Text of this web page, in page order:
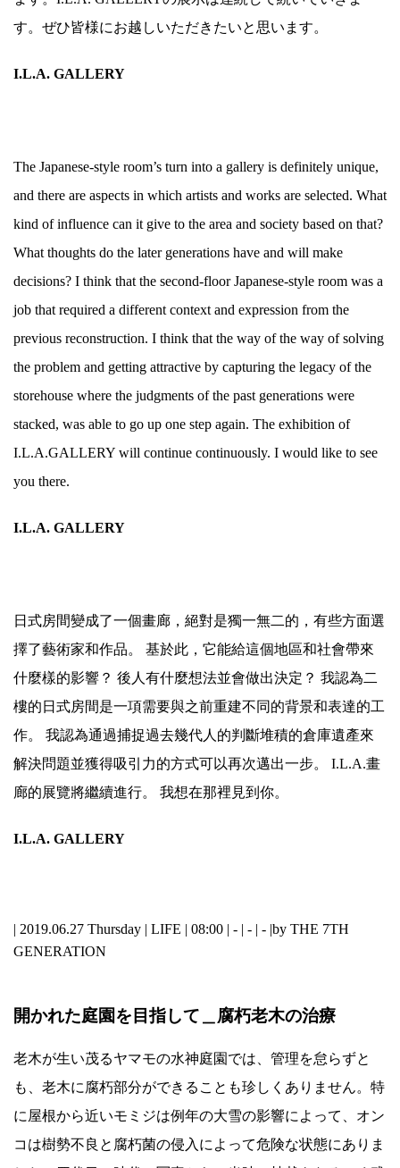
す。ぜひ皆様にお越しいただきたいと思います。
I.L.A. GALLERY
The Japanese-style room’s turn into a gallery is definitely unique,
and there are aspects in which artists and works are selected. What
kind of influence can it give to the area and society based on that?
What thoughts do the later generations have and will make
decisions? I think that the second-floor Japanese-style room was a
job that required a different context and expression from the
previous reconstruction. I think that the way of the way of solving
the problem and getting attractive by capturing the legacy of the
storehouse where the judgments of the past generations were
stacked, was able to go up one step again. The exhibition of
I.L.A.GALLERY will continue continuously. I would like to see
you there.
I.L.A. GALLERY
日式房間變成了一個畫廊，絕對是獨一無二的，有些方面選
擇了藝術家和作品。 基於此，它能給這個地區和社會帶來
什麼樣的影響？ 後人有什麼想法並會做出決定？ 我認為二
樓的日式房間是一項需要與之前重建不同的背景和表達的工
作。 我認為通過捕捉過去幾代人的判斷堆積的倉庫遺產來
解決問題並獲得吸引力的方式可以再次邁出一步。 I.L.A.畫
廊的展覽將繼續進行。 我想在那裡見到你。
I.L.A. GALLERY
| 2019.06.27 Thursday | LIFE | 08:00 | - | - | - |by THE 7TH
GENERATION
開かれた庭園を目指して＿腐朽老木の治療
老木が生い茂るヤマモの水神庭園では、管理を怠らずと
も、老木に腐朽部分ができることも珍しくありません。特
に屋根から近いモミジは例年の大雪の影響によって、オン
コは樹勢不良と腐朽菌の侵入によって危険な状態にありま